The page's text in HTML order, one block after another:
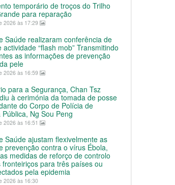
temporário de troços do Trilho
para reparação
2026 às 17:29
Saúde realizaram conferência de
actividade “flash mob” Transmitindo
as informações de prevenção
pele
2026 às 16:59
para a Segurança, Chan Tsz
à cerimónia da tomada de posse
do Corpo de Polícia de
Ng Sou Peng
2026 às 16:51
Saúde ajustam flexivelmente as
prevenção contra o vírus Ébola,
medidas de reforço de controlo
fronteiriços para três países ou
pela epidemia
2026 às 16:30